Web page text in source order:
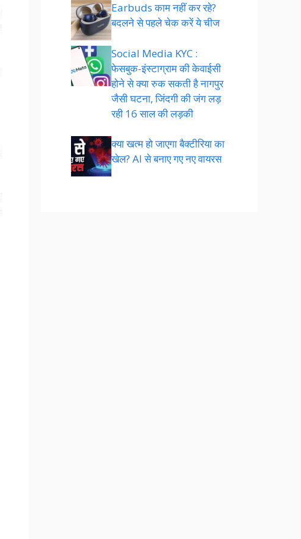
Earbuds काम नहीं कर रहे?
बदलने से पहले चेक करें ये चीज
Social Media KYC :
फेसबुक-इंस्टाग्राम की केवाईसी
होने से क्या रुक सकती है नागपुर
जैसी घटना, जिंदगी की जंग लड़
रही 16 साल की लड़की
क्या खत्म हो जाएगा बैक्टीरिया का
खेल? AI से बनाए गए नए वायरस